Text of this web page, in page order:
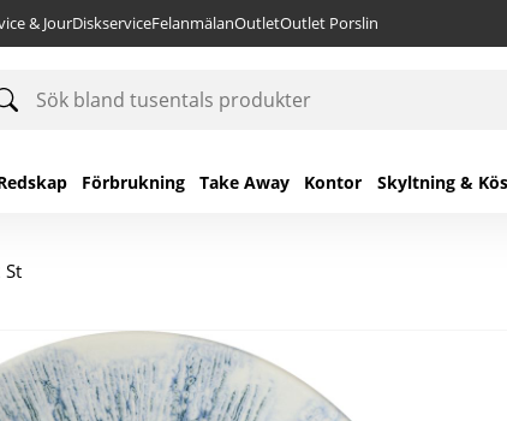
& JourDiskserviceFelanmälanOutletOutlet Porslin
Förbrukning Take Away Kontor Skyltning &
St